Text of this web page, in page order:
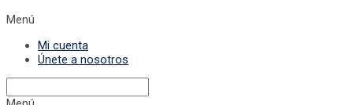
Menú
Mi cuenta
Únete a nosotros